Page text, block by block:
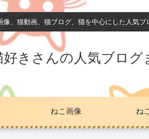
像、猫動画、猫ブログ、猫を中心にした人気ブ
好きさんの人気ブログ
ねこ画像 ね